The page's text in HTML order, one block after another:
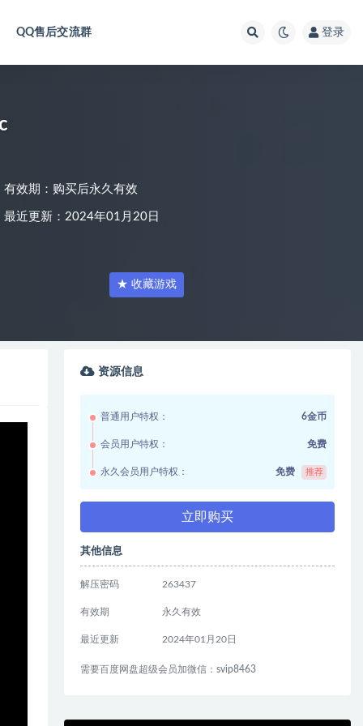
QQ售后交流群 登录
有效期：购买后永久有效
最近更新：2024年01月20日
★ 收藏游戏
资源信息
普通用户特权： 6金币
会员用户特权： 免费
永久会员用户特权： 免费 推荐
立即购买
其他信息
解压密码 263437
有效期 永久有效
最近更新 2024年01月20日
需要百度网盘超级会员加微信：svip8463